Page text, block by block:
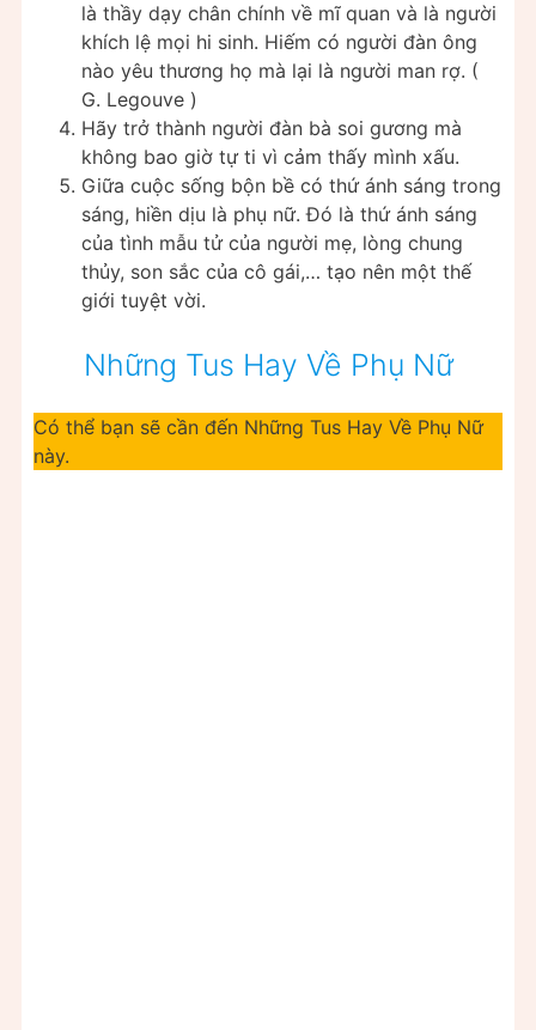
là thầy dạy chân chính về mĩ quan và là người
khích lệ mọi hi sinh. Hiếm có người đàn ông
nào yêu thương họ mà lại là người man rợ. (
G. Legouve )
Hãy trở thành người đàn bà soi gương mà
không bao giờ tự ti vì cảm thấy mình xấu.
Giữa cuộc sống bộn bề có thứ ánh sáng trong
sáng, hiền dịu là phụ nữ. Đó là thứ ánh sáng
của tình mẫu tử của người mẹ, lòng chung
thủy, son sắc của cô gái,… tạo nên một thế
giới tuyệt vời.
Những Tus Hay Về Phụ Nữ
Có thể bạn sẽ cần đến Những Tus Hay Về Phụ Nữ
này.